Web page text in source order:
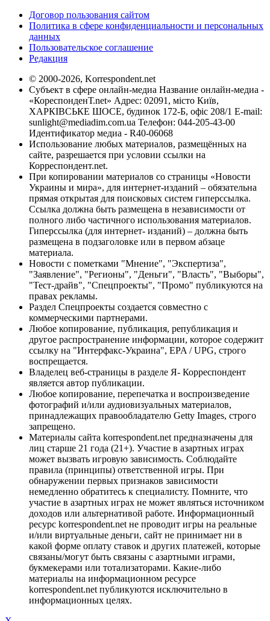
Договор пользования сайтом
Политика в сфере конфиденциальности и персональных
данных
Пользовательское соглашение
Редакция
© 2000-2026, Korrespondent.net
Субъект в сфере онлайн-медиа Название онлайн-медиа -
«КореспонденТ.net» Адрес: 02091, місто Київ,
ХАРКІВСЬКЕ ШОСЕ, будинок 172-Б, офіс 208/1 E-mail:
sunlight@mediadim.com.ua Телефон: 044-205-43-00
Идентификатор медиа - R40-06068
Использование любых материалов, размещённых на
сайте, разрешается при условии ссылки на
Корреспондент.net.
При копировании материалов со страницы «Новости
Украины и мира», для интернет-изданий – обязательна
прямая открытая для поисковых систем гиперссылка.
Ссылка должна быть размещена в независимости от
полного либо частичного использования материалов.
Гиперссылка (для интернет- изданий) – должна быть
размещена в подзаголовке или в первом абзаце
материала.
Новости с пометками "Мнение", "Экспертиза",
"Заявление", "Регионы", "Деньги", "Власть", "Выборы",
"Тест-драйв", "Спецпроекты", "Промо" публикуются на
правах рекламы.
Раздел Спецпроекты создается совместно с
коммерческими партнерами.
Любое копирование, публикация, републикация и
другое распространение информации, которое содержит
ссылку на "Интерфакс-Украина", EPA / UPG, строго
воспрещается.
Владелец веб-страницы в разделе Я- Корреспондент
является автор публикации.
Любое копирование, перепечатка и воспроизведение
фотографий и/или аудиовизуальных материалов,
принадлежащих правообладателю Getty Images, строго
запрещено.
Материалы сайта korrespondent.net предназначены для
лиц старше 21 года (21+). Участие в азартных играх
может вызвать игровую зависимость. Соблюдайте
правила (принципы) ответственной игры. При
обнаружении первых признаков зависимости
немедленно обратитесь к специалисту. Помните, что
участие в азартных играх не может являться источником
доходов или альтернативой работе. Информационный
ресурс korrespondent.net не проводит игры на реальные
и/или виртуальные деньги, сайт не принимает ни в
какой форме оплату ставок и других платежей, которые
связаны/могут быть связаны с азартными играми,
букмекерами или тотализаторами. Какие-либо
материалы на информационном ресурсе
korrespondent.net публикуются исключительно в
информационных целях.